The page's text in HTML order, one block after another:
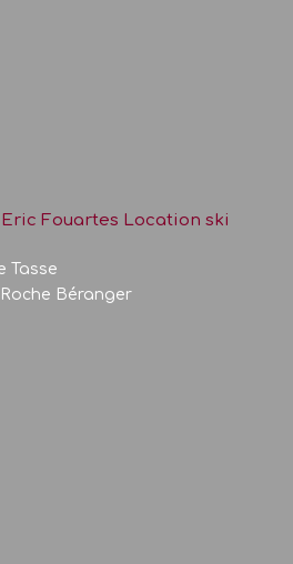
Fouartes Location ski
Tasse
Béranger